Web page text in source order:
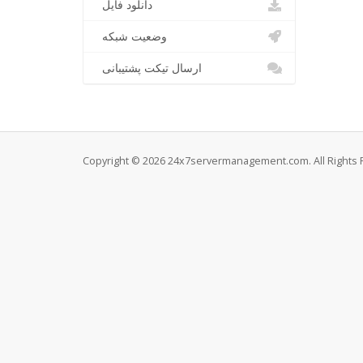
دانلود فایل
وضعیت شبکه
ارسال تیکت پشتیبانی
Copyright © 2026 24x7servermanagement.com. All Rights